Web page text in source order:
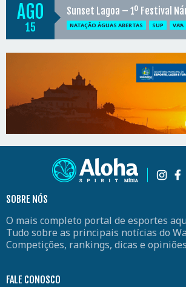
AGO
15
Sunset Lagoa – 1º Festival
NATAÇÃO ÁGUAS ABERTAS SUP VA'A
SOBRE NÓS
O mais completo portal de esportes
Tudo sobre as principais notícias do
Competições, rankings, dicas e
FALE CONOSCO